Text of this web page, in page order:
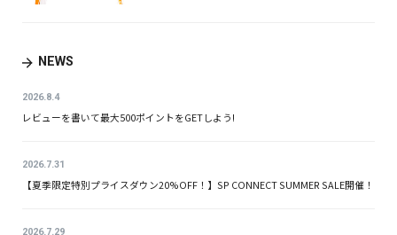
NEWS
2026.8.4
レビューを書いて最大500ポイントをGETしよう!
2026.7.31
【夏季限定特別プライスダウン20%OFF！】SP CONNECT SUMMER SALE開催！
2026.7.29